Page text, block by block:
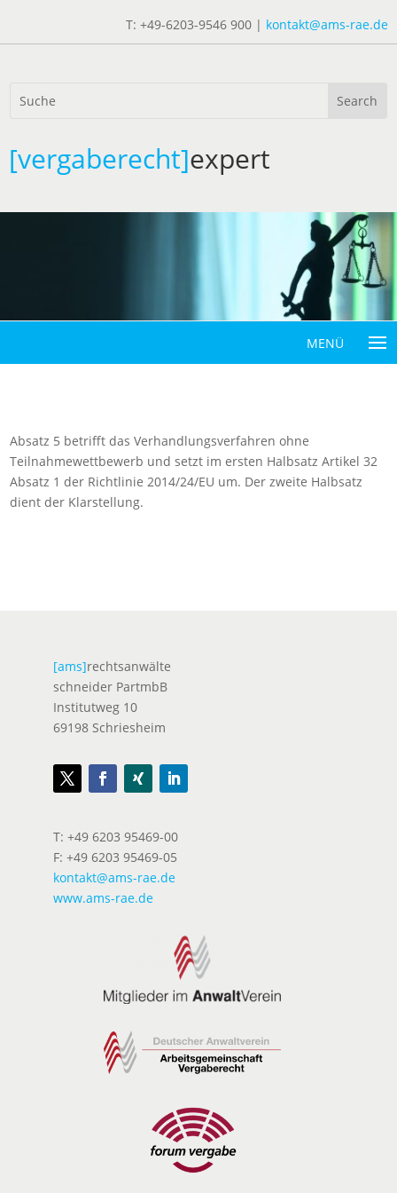
T: +49-6203-9546 900 | kontakt@ams-rae.de
[vergaberecht]expert
Absatz 5 betrifft das Verhandlungsverfahren ohne
Teilnahmewettbewerb und setzt im ersten Halbsatz Artikel 32
Absatz 1 der Richtlinie 2014/24/EU um. Der zweite Halbsatz
dient der Klarstellung.
[ams]rechtsanwälte
schneider PartmbB
Institutweg 10
69198 Schriesheim
T: +49 6203 95469-00
F: +49 6203 95469-05
kontakt@ams-rae.de
www.ams-rae.de